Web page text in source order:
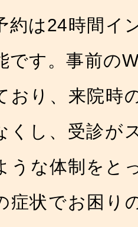
約は24時間イ
です。事前の
おり、来院時
くし、受診が
うな体制をと
症状でお困り